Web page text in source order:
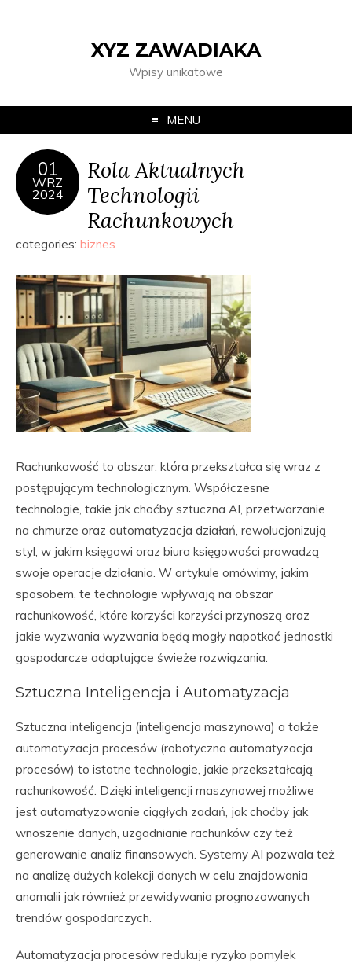
XYZ ZAWADIAKA
Wpisy unikatowe
MENU
01
WRZ
2024
Rola Aktualnych
Technologii
Rachunkowych
categories: biznes
Rachunkowość to obszar, która przekształca się wraz z
postępującym technologicznym. Współczesne
technologie, takie jak choćby sztuczna AI, przetwarzanie
na chmurze oraz automatyzacja działań, rewolucjonizują
styl, w jakim księgowi oraz biura księgowości prowadzą
swoje operacje działania. W artykule omówimy, jakim
sposobem, te technologie wpływają na obszar
rachunkowość, które korzyści korzyści przynoszą oraz
jakie wyzwania wyzwania będą mogły napotkać jednostki
gospodarcze adaptujące świeże rozwiązania.
Sztuczna Inteligencja i Automatyzacja
Sztuczna inteligencja (inteligencja maszynowa) a także
automatyzacja procesów (robotyczna automatyzacja
procesów) to istotne technologie, jakie przekształcają
rachunkowość. Dzięki inteligencji maszynowej możliwe
jest automatyzowanie ciągłych zadań, jak choćby jak
wnoszenie danych, uzgadnianie rachunków czy też
generowanie analiz finansowych. Systemy AI pozwala też
na analizę dużych kolekcji danych w celu znajdowania
anomalii jak również przewidywania prognozowanych
trendów gospodarczych.
Automatyzacja procesów redukuje ryzyko pomylek